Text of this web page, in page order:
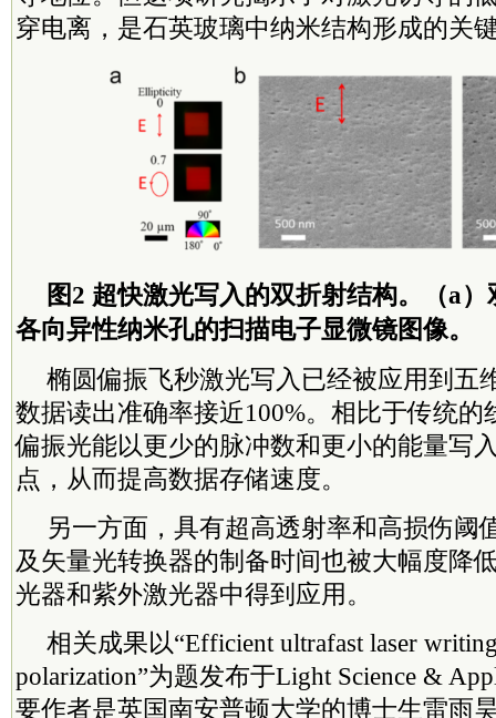
穿电离，是石英玻璃中纳米结构形成的关
图2 超快激光写入的双折射结构。（a
各向异性纳米孔的扫描电子显微镜图像。
椭圆偏振飞秒激光写入已经被应用到五
数据读出准确率接近100%。相比于传统的
偏振光能以更少的脉冲数和更小的能量写
点，从而提高数据存储速度。
另一方面，具有超高透射率和高损伤阈
及矢量光转换器的制备时间也被大幅度降
光器和紫外激光器中得到应用。
相关成果以“Efficient ultrafast laser
polarization”为题发布于Light Science &
要作者是英国南安普顿大学的博士生雷雨